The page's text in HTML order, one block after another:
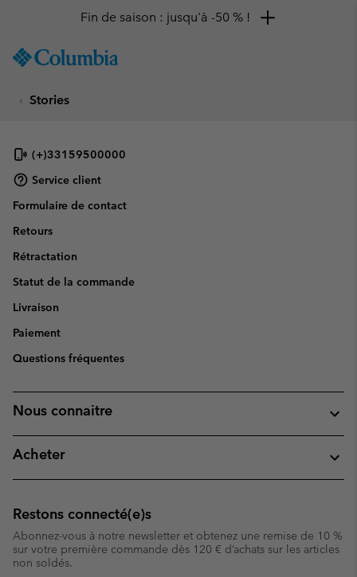
TO
SKIP
NAV
SKIP
SEARCH
Fin de saison : jusqu'à -50 % !
Stories
(+)33159500000
Service client
Formulaire de contact
Retours
Rétractation
Statut de la commande
Livraison
Paiement
Questions fréquentes
Nous connaitre
Acheter
Restons connecté(e)s
Abonnez-vous à notre newsletter et obtenez une remise de 10 %
sur votre première commande dès 120 € d’achats sur les articles
non soldés.